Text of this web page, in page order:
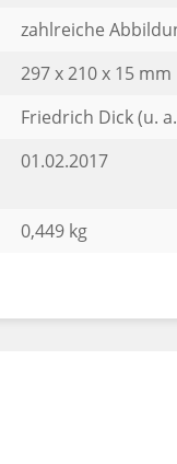
zahlreiche
297 x 210 x 15 mm
Friedrich Dick (u.
01.02.2017
0,449 kg